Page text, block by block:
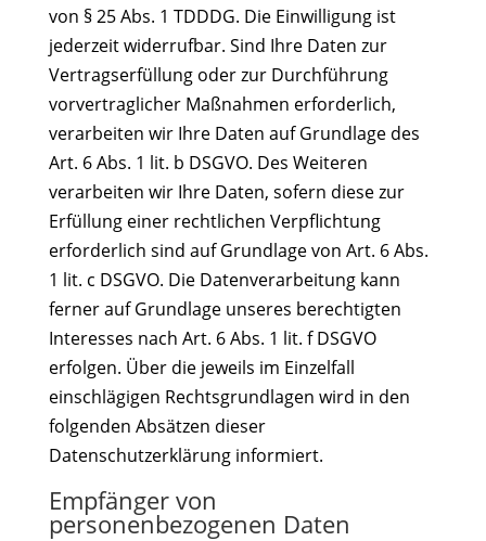
von § 25 Abs. 1 TDDDG. Die Einwilligung ist
jederzeit widerrufbar. Sind Ihre Daten zur
Vertragserfüllung oder zur Durchführung
vorvertraglicher Maßnahmen erforderlich,
verarbeiten wir Ihre Daten auf Grundlage des
Art. 6 Abs. 1 lit. b DSGVO. Des Weiteren
verarbeiten wir Ihre Daten, sofern diese zur
Erfüllung einer rechtlichen Verpflichtung
erforderlich sind auf Grundlage von Art. 6 Abs.
1 lit. c DSGVO. Die Datenverarbeitung kann
ferner auf Grundlage unseres berechtigten
Interesses nach Art. 6 Abs. 1 lit. f DSGVO
erfolgen. Über die jeweils im Einzelfall
einschlägigen Rechtsgrundlagen wird in den
folgenden Absätzen dieser
Datenschutzerklärung informiert.
Empfänger von
personenbezogenen Daten